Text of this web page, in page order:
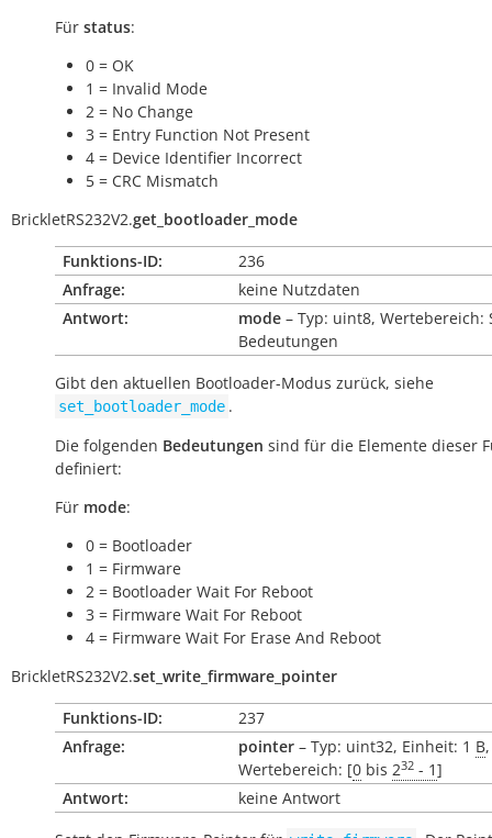
Für status:
0 = OK
1 = Invalid Mode
2 = No Change
3 = Entry Function Not Present
4 = Device Identifier Incorrect
5 = CRC Mismatch
BrickletRS232V2.get_bootloader_mode
Funktions-ID:
236
Anfrage:
keine Nutzdaten
Antwort:
mode – Typ: uint8, Wertebereich:
Bedeutungen
Gibt den aktuellen Bootloader-Modus zurück, siehe
set_bootloader_mode .
Die folgenden Bedeutungen sind für die Elemente dieser
definiert:
Für mode:
0 = Bootloader
1 = Firmware
2 = Bootloader Wait For Reboot
3 = Firmware Wait For Reboot
4 = Firmware Wait For Erase And Reboot
BrickletRS232V2.set_write_firmware_pointer
Funktions-ID:
237
Anfrage:
pointer – Typ: uint32, Einheit: 1 B,
Wertebereich: [0 bis 232 - 1]
Antwort:
keine Antwort